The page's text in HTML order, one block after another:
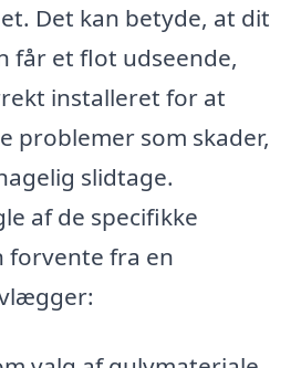
Det kan betyde, at dit
får et flot udseende,
installeret for at
problemer som skader,
slidtage.
af de specifikke
forvente fra en